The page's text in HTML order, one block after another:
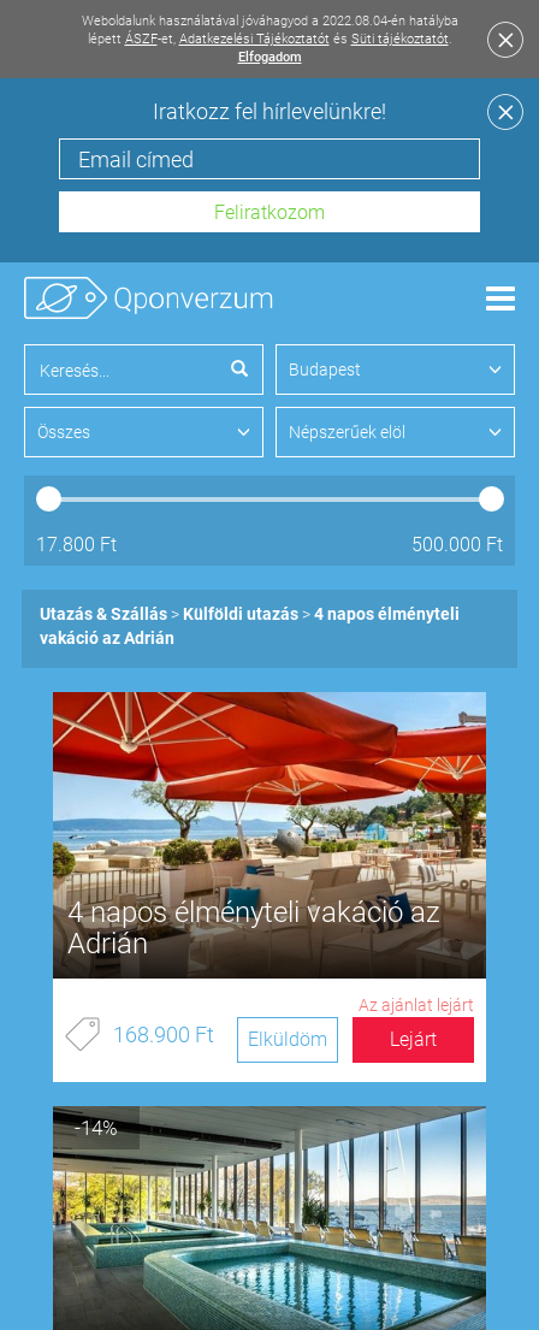
Weboldalunk használatával jóváhagyod a 2022.08.04-én hatályba
lépett ÁSZF-et, Adatkezelési Tájékoztatót és Süti tájékoztatót.
Elfogadom
Iratkozz fel hírlevelünkre!
Budapest
Összes Népszerűek elöl
17.800 Ft 500.000 Ft
Utazás & Szállás Külföldi utazás
4 napos élményteli
vakáció az Adrián
4 napos élményteli vakáció az
Adrián
Az ajánlat lejárt
168.900 Ft Lejárt
Elküldöm
-14%